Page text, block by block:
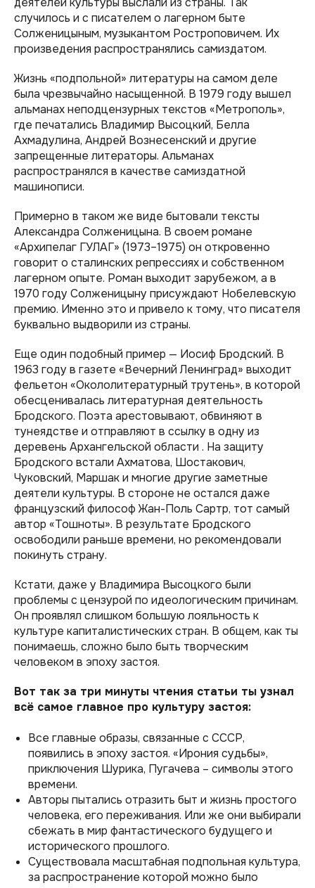
случилось и с писателем о лагерном быте
Солженицыным, музыкантом Ростроповичем. Их
произведения распространялись самиздатом.
Жизнь «подпольной» литературы на самом деле
была чрезвычайно насыщенной. В 1979 году вышел
альманах неподцензурных текстов «Метрополь»,
где печатались Владимир Высоцкий, Белла
Ахмадулина, Андрей Вознесенский и другие
запрещенные литераторы. Альманах
распространялся в качестве самиздатной
машинописи.
Примерно в таком же виде бытовали тексты
Александра Солженицына. В своем романе
«Архипелаг ГУЛАГ» (1973–1975) он откровенно
говорит о сталинских репрессиях и собственном
лагерном опыте. Роман выходит зарубежом, а в
1970 году Солженицыну присуждают Нобелевскую
премию. Именно это и привело к тому, что писателя
буквально выдворили из страны.
Еще один подобный пример — Иосиф Бродский. В
1963 году в газете «Вечерний Ленинград» выходит
фельетон «Окололитературный трутень», в которой
обесценивалась литературная деятельность
Бродского. Поэта арестовывают, обвиняют в
тунеядстве и отправляют в ссылку в одну из
деревень Архангельской области . На защиту
Бродского встали Ахматова, Шостакович,
Чуковский, Маршак и многие другие заметные
деятели культуры. В стороне не остался даже
французский философ Жан-Поль Сартр, тот самый
автор «‎Тошноты»‎. В результате Бродского
освободили раньше времени, но рекомендовали
покинуть страну.
Кстати, даже у Владимира Высоцкого были
проблемы с цензурой по идеологическим причинам.
Он проявлял слишком большую лояльность к
культуре капиталистических стран. В общем, как ты
понимаешь, сложно было быть творческим
человеком в эпоху застоя.
Вот так за три минуты чтения статьи ты узнал
всё самое главное про культуру застоя:
Все главные образы, связанные с СССР,
появились в эпоху застоя. «‎Ирония судьбы»,
приключения Шурика, Пугачева – символы этого
времени.
Авторы пытались отразить быт и жизнь простого
человека, его переживания. Или же они выбирали
сбежать в мир фантастического будущего и
исторического прошлого.
Существовала масштабная подпольная культура,
за распространение которой можно было